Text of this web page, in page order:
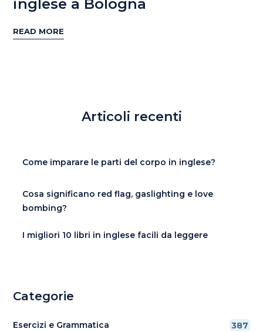
inglese a Bologna
READ MORE
Articoli recenti
Come imparare le parti del corpo in inglese?
Cosa significano red flag, gaslighting e love
bombing?
I migliori 10 libri in inglese facili da leggere
Categorie
Esercizi e Grammatica 387